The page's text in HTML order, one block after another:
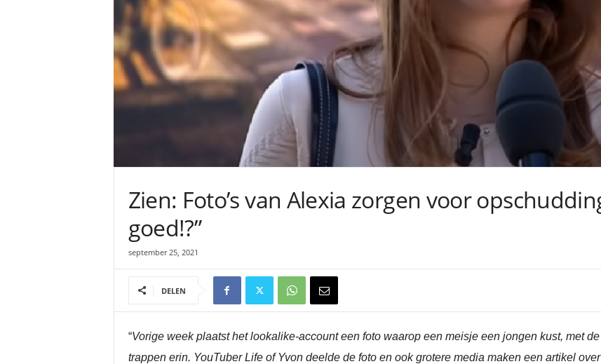
Zien: Foto’s van Alexia zorgen voor
goed!?”
september 25, 2021
DELEN
“Vorige week plaatst het lookalike-account een foto waarop een meisje een jongen kust, met
trappen erin. YouTuber Life of Yvon deelde de foto en ook grotere media maken een artikel